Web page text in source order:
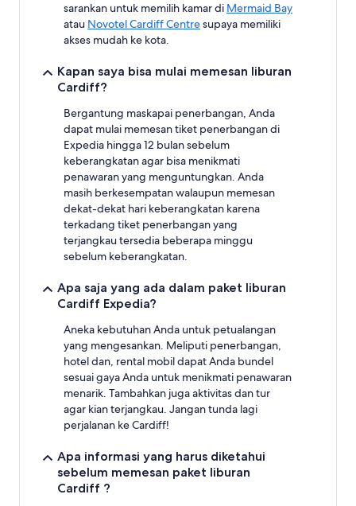
sarankan untuk memilih kamar di Mermaid Bay
atau Novotel Cardiff Centresupaya memiliki
akses mudah ke kota.
Kapan saya bisa mulai memesan liburan
Cardiff?
Bergantung maskapai penerbangan, Anda
dapat mulai memesan tiket penerbangan di
Expedia hingga 12 bulan sebelum
keberangkatan agar bisa menikmati
penawaran yang menguntungkan. Anda
masih berkesempatan walaupun memesan
dekat-dekat hari keberangkatan karena
terkadang tiket penerbangan yang
terjangkau tersedia beberapa minggu
sebelum keberangkatan.
Apa saja yang ada dalam paket liburan
Cardiff Expedia?
Aneka kebutuhan Anda untuk petualangan
yang mengesankan. Meliputi penerbangan,
hotel dan, rental mobil dapat Anda bundel
sesuai gaya Anda untuk menikmati penawaran
menarik. Tambahkan juga aktivitas dan tur
agar kian terjangkau. Jangan tunda lagi
perjalanan ke Cardiff!
Apa informasi yang harus diketahui
sebelum memesan paket liburan
Cardiff ?